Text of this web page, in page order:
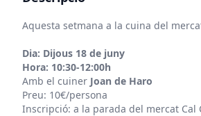
Aquesta setmana a la cuina del
Dia: Dijous 18 de juny
Hora: 10:30-12:00h
Amb el cuiner Joan de Haro
Preu: 10€/persona
Inscripció: a la parada del mercat Cal